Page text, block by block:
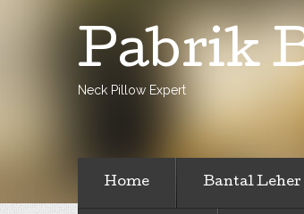
Pabrik
Neck Pillow Expert
Home Bantal Leher